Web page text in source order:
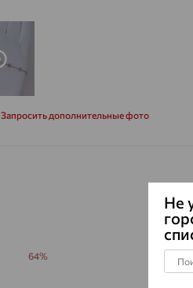
Запросить дополнительные фото
64%
Не